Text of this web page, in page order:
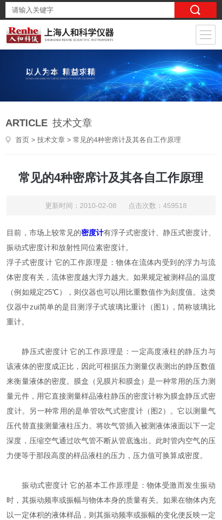
ARTICLE 技术文章
首页 >技术文章 > 常见的4种密席计及其各自工作原理
常见的4种密席计及其各自工作原理
更新时间：2010-02-08 点击次数：459518
目前，市场上较常见的密度计有浮子式密度计、静压式密度计、
振动式密度计和放射性同位素密度计。
浮子式密度计 它的工作原理是：物体在流体内受到的浮力与流
体密度有关，流体密度越大浮力越大。如果规定被测样品的温度
（例如规定25℃），则仪器也可以用比重数值作为刻度值。这类
仪器中zui简单的是目测浮子式玻璃比重计（图1）, 简称玻璃比
重计。
静压式密度计 它的工作原理是：一定高度液柱的静压力与
该液体的密度成正比，因此可根据压力测量仪表测出的静压数值
来衡量液体的密度。膜盒（见膜片和膜盒）是一种常用的压力测
量元件，用它直接测量样品液柱静压的密度计称为膜盒静压式密
度计。另一种常用的是单管吹气式密度计（图2）。它以测量气
压代替直接测量液柱压力。将吹气管插入被测液体液面以下一定
深度，压缩空气通过吹气管不断从管底逸出。此时管内空气的压
力便等于那段高度的样品液柱的压力，压力值可换算成密度。
振动式密度计 它的基本工作原理是：物体受激而发生振动
时，其振动频率或振幅与物体本身的质量有关。如果在物体内充
以一定体积的液体样品，则其振动频率或振幅的变化便反映一定